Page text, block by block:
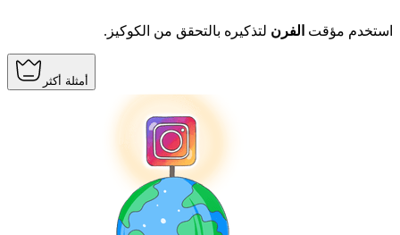
استخدم مؤقت الفرن لتذكيره بالتحقق من الكوكيز.
أمثلة أكثر